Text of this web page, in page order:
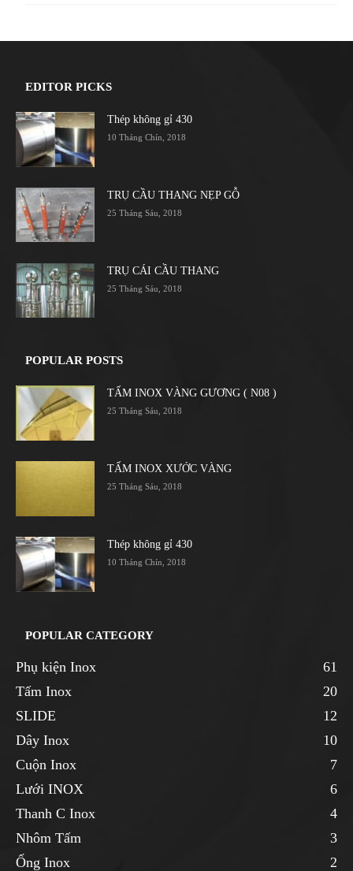
EDITOR PICKS
Thép không gỉ 430
10 Tháng Chín, 2018
TRỤ CẦU THANG NẸP GỖ
25 Tháng Sáu, 2018
TRỤ CÁI CẦU THANG
25 Tháng Sáu, 2018
POPULAR POSTS
TẤM INOX VÀNG GƯƠNG ( N08 )
25 Tháng Sáu, 2018
TẤM INOX XƯỚC VÀNG
25 Tháng Sáu, 2018
Thép không gỉ 430
10 Tháng Chín, 2018
POPULAR CATEGORY
Phụ kiện Inox
61
Tấm Inox
20
SLIDE
12
Dây Inox
10
Cuộn Inox
7
Lưới INOX
6
Thanh C Inox
4
Nhôm Tấm
3
Ống Inox
2